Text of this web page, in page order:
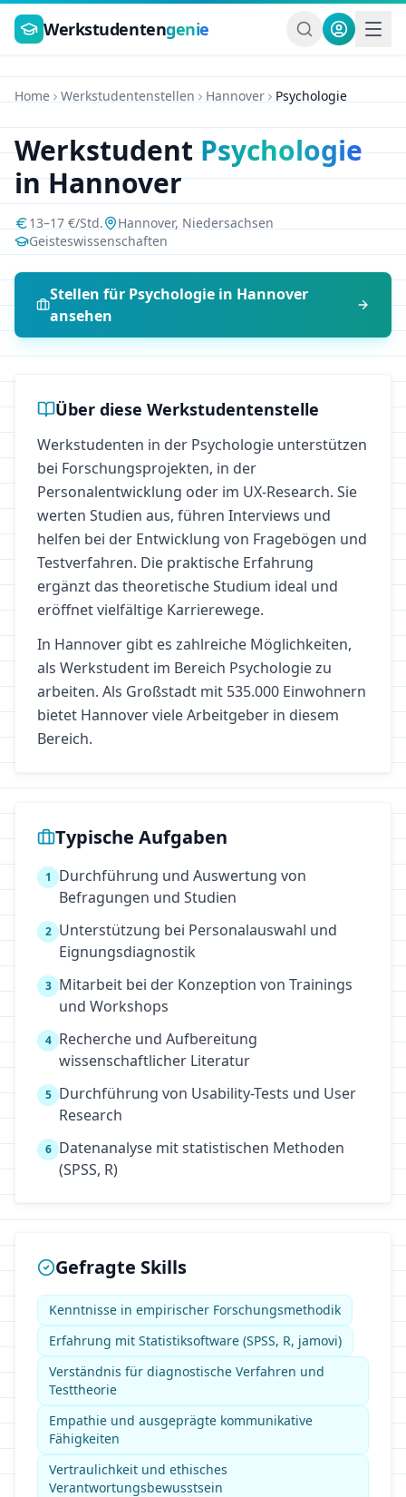
Zum Hauptinhalt springen
Werkstudentengenie
Home Werkstudentenstellen Hannover Psychologie
WerkstudentPsychologie
inHannover
13–17 €/Std. Hannover, Niedersachsen
Geisteswissenschaften
Stellen für Psychologie in Hannover
ansehen
Über diese Werkstudentenstelle
Werkstudenten in der Psychologie unterstützen
bei Forschungsprojekten, in der
Personalentwicklung oder im UX-Research. Sie
werten Studien aus, führen Interviews und
helfen bei der Entwicklung von Fragebögen und
Testverfahren. Die praktische Erfahrung
ergänzt das theoretische Studium ideal und
eröffnet vielfältige Karrierewege.
In Hannover gibt es zahlreiche Möglichkeiten,
als Werkstudent im Bereich Psychologiezu
arbeiten. Als Großstadt mit 535.000 Einwohnern
bietet Hannover viele Arbeitgeber in diesem
Bereich.
Typische Aufgaben
1
Durchführung und Auswertung von
Befragungen und Studien
2 Unterstützung bei Personalauswahl und
Eignungsdiagnostik
3 Mitarbeit bei der Konzeption von Trainings
und Workshops
4 Recherche und Aufbereitung
wissenschaftlicher Literatur
5 Durchführung von Usability-Tests und User
Research
6 Datenanalyse mit statistischen Methoden
(SPSS, R)
Gefragte Skills
Kenntnisse in empirischer Forschungsmethodik
Erfahrung mit Statistiksoftware (SPSS, R, jamovi)
Verständnis für diagnostische Verfahren und
Testtheorie
Empathie und ausgeprägte kommunikative
Fähigkeiten
Vertraulichkeit und ethisches
Verantwortungsbewusstsein